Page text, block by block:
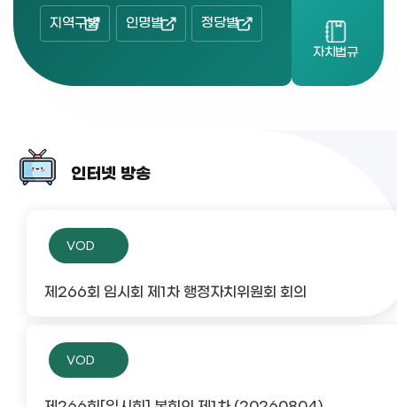
지역구별 인명별 정당별
자치법규
인터넷 방송
VOD
제266회 임시회 제1차 행정자치위원회 회의
VOD